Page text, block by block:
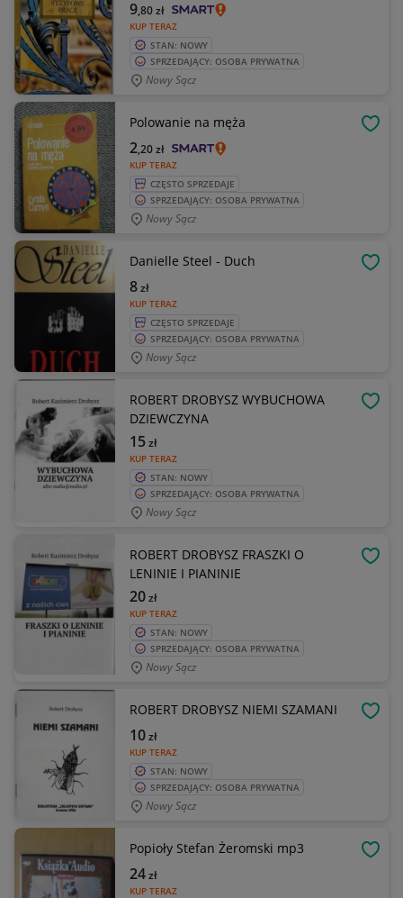
KUP TERAZ
9,80zł
STAN: NOWY
SPRZEDAJĄCY: OSOBA PRYWATNA
Nowy Sącz
Polowanie na męża
KUP TERAZ
2,20zł
CZĘSTO SPRZEDAJE
SPRZEDAJĄCY: OSOBA PRYWATNA
Nowy Sącz
Danielle Steel - Duch
KUP TERAZ
8zł
CZĘSTO SPRZEDAJE
SPRZEDAJĄCY: OSOBA PRYWATNA
Nowy Sącz
ROBERT DROBYSZ WYBUCHOWA
DZIEWCZYNA
KUP TERAZ
15zł
STAN: NOWY
SPRZEDAJĄCY: OSOBA PRYWATNA
Nowy Sącz
ROBERT DROBYSZ FRASZKI O
LENINIE I PIANINIE
KUP TERAZ
20zł
STAN: NOWY
SPRZEDAJĄCY: OSOBA PRYWATNA
Nowy Sącz
ROBERT DROBYSZ NIEMI SZAMANI
KUP TERAZ
10zł
STAN: NOWY
SPRZEDAJĄCY: OSOBA PRYWATNA
Nowy Sącz
Popioły Stefan Żeromski mp3
KUP TERAZ
24zł